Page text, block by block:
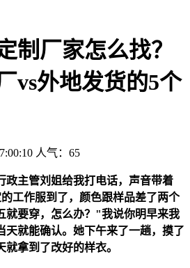
制厂家怎么找？
vs外地发货的5个
人气： 65
政主管刘姐给我打电话，声音带着
工作服到了，颜色跟样品差了两个
就要穿，怎么办？"我说你明早来我
天就能确认。她下午来了一趟，摸了
拿到了改好的样衣。